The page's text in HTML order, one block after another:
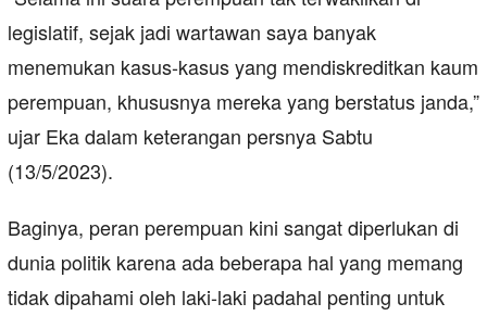
legislatif, sejak jadi wartawan saya banyak
menemukan kasus-kasus yang mendiskreditkan kaum
perempuan, khususnya mereka yang berstatus janda,”
ujar Eka dalam keterangan persnya Sabtu
(13/5/2023).
Baginya, peran perempuan kini sangat diperlukan di
dunia politik karena ada beberapa hal yang memang
tidak dipahami oleh laki-laki padahal penting untuk